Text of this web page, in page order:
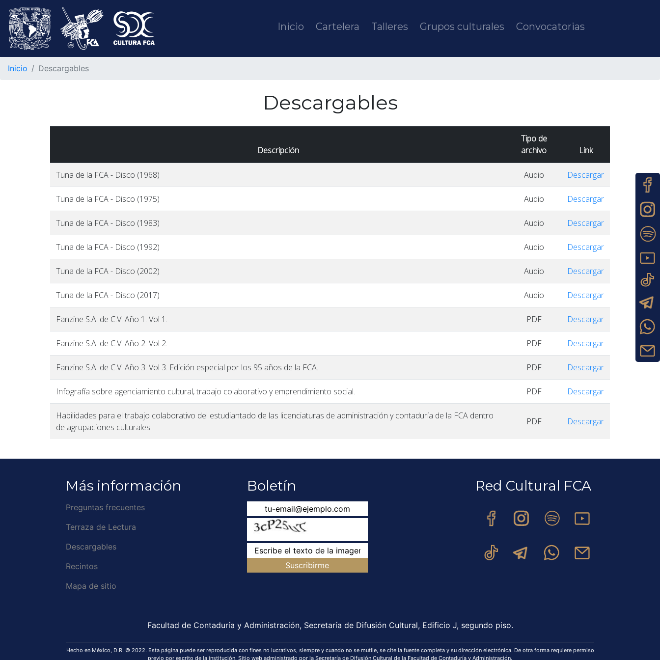
Inicio Cartelera Talleres Grupos culturales Convocatorias
Inicio Descargables
Descargables
Descripción
Tipo de
archivo
Link
Tuna de la FCA - Disco (1968) Audio Descargar
Tuna de la FCA - Disco (1975) Audio Descargar
Tuna de la FCA - Disco (1983) Audio Descargar
Tuna de la FCA - Disco (1992) Audio Descargar
Tuna de la FCA - Disco (2002) Audio Descargar
Tuna de la FCA - Disco (2017) Audio Descargar
Fanzine S.A. de C.V. Año 1. Vol 1. PDF Descargar
Fanzine S.A. de C.V. Año 2. Vol 2. PDF Descargar
Fanzine S.A. de C.V. Año 3. Vol 3. Edición especial por los 95 años de la FCA. PDF Descargar
Infografía sobre agenciamiento cultural, trabajo colaborativo y emprendimiento social. PDF Descargar
Habilidades para el trabajo colaborativo del estudiantado de las licenciaturas de administración y contaduría de la FCA dentro
de agrupaciones culturales.
PDF Descargar
Más información
Preguntas frecuentes
Terraza de Lectura
Descargables
Recintos
Mapa de sitio
Boletín
Suscribirme
Red Cultural FCA
Facultad de Contaduría y Administración, Secretaría de Difusión Cultural, Edificio J, segundo piso.
Hecho en México, D.R. © 2022. Esta página puede ser reproducida con fines no lucrativos, siempre y cuando no se mutile, se cite la fuente completa y su dirección electrónica. De otra forma requiere permiso
previo por escrito de la institución. Sitio web administrado por la Secretaría de Difusión Cultural de la Facultad de Contaduría y Administración.